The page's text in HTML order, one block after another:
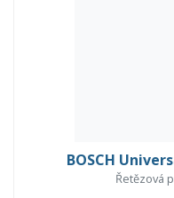
BOSCH
Řetězová